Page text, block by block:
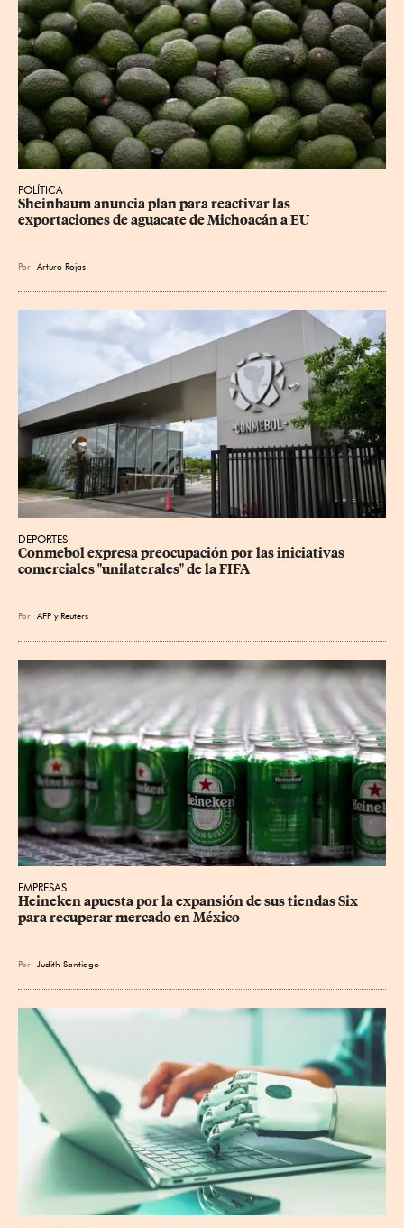
POLÍTICA
Sheinbaum anuncia plan para reactivar las
exportaciones de aguacate de Michoacán a EU
Por Arturo Rojas
DEPORTES
Conmebol expresa preocupación por las iniciativas
comerciales "unilaterales" de la FIFA
Por AFP yReuters
EMPRESAS
Heineken apuesta por la expansión de sus tiendas Six
para recuperar mercado en México
Por Judith Santiago